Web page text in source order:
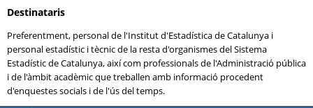
Destinataris
Preferentment, personal de l'Institut d'Estadística de Catalunya i
personal estadístic i tècnic de la resta d'organismes del Sistema
Estadístic de Catalunya, així com professionals de l'Administració pública
i de l'àmbit acadèmic que treballen amb informació procedent
d'enquestes socials i de l'ús del temps.